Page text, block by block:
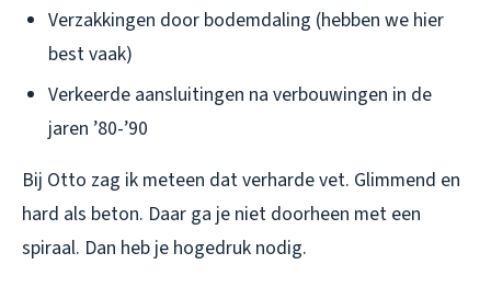
Verzakkingen door bodemdaling (hebben we hier
best vaak)
Verkeerde aansluitingen na verbouwingen in de
jaren ’80-’90
Bij Otto zag ik meteen dat verharde vet. Glimmend en
hard als beton. Daar ga je niet doorheen met een
spiraal. Dan heb je hogedruk nodig.